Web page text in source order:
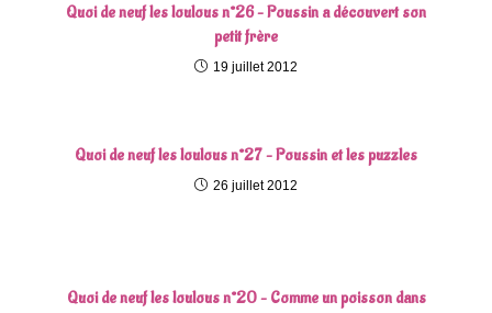
Quoi de neuf les loulous n°26 – Poussin a découvert son
petit frère
19 juillet 2012
Quoi de neuf les loulous n°27 – Poussin et les puzzles
26 juillet 2012
Quoi de neuf les loulous n°20 – Comme un poisson dans